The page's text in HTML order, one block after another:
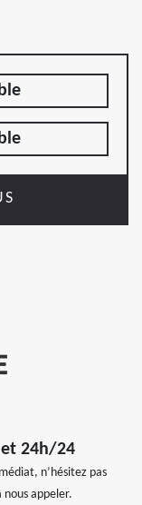
et 24h/24
n’hésitez pas
appeler.